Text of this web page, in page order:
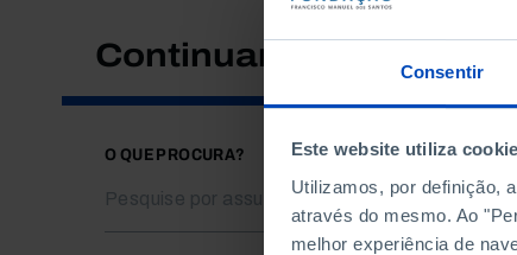
Consentir
Este website utiliza
Utilizamos, por definição,
através do mesmo. Ao
melhor experiência de
Continuar a pesquisar
O QUE PROCURA?